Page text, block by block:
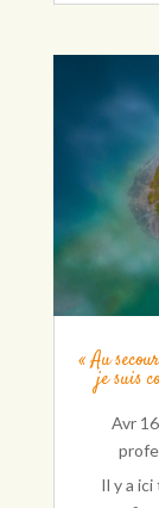
« Au
je suis
Avr
Il y a